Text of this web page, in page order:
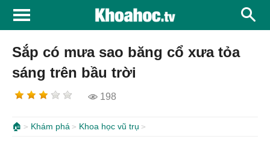
Sắp có mưa sao băng cổ xưa tỏa
sáng trên bầu trời
198
🏠 Khám phá Khoa học vũ trụ